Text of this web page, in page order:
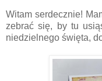
Witam serdecznie!
zebrać się, by tu
niedzielnego święta,